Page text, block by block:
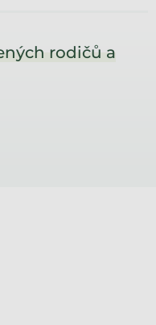
rodičů a